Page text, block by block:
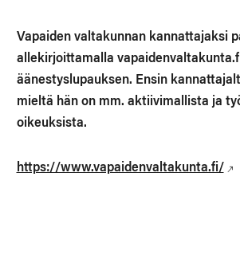
Vapaiden valtakunnan kannattajaksi
allekirjoittamalla
äänestyslupauksen. Ensin
mieltä hän on mm. aktiivimallista ja
oikeuksista.
https://www.vapaidenvaltakunta.fi/